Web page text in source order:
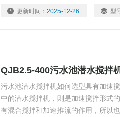
更新时间：2025-12-26 型
QJB2.5-400污水池潜水搅拌
污水池潜水搅拌机如何选型具有加速
中的潜水搅拌机，则是加速搅拌形式
有混合搅拌和加速推流的作用，所以